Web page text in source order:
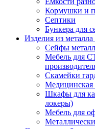
Кормушки и
Септики
Бункера для
Изделия из
Сейфы
Мебель для
Скамейки
Медицинская
Шкафы для
локеры)
Мебель для